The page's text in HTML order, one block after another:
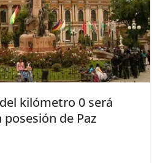
kilómetro 0 será
de Paz